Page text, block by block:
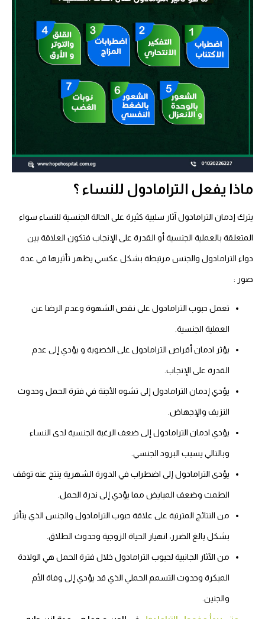
ماذا يفعل الترامادول للنساء ؟
يترك إدمان الترامادول آثار سلبية كثيرة على الحالة الجنسية للنساء سواء
المتعلقة بالعملية الجنسية أو القدرة على الإنجاب فتكون العلاقة بين
دواء الترامادول والجنس مرتبطة بشكل عكسي يظهر تأثيرها في عدة
صور :
تعمل حبوب الترامادول على نقص الشهوة وعدم الرضا عن
العملية الجنسية.
يؤثر ادمان أقراص الترامادول على الخصوبة و يؤدي إلى عدم
القدرة على الإنجاب.
يؤدي إدمان الترامادول إلى تشوه الأجنة في فترة الحمل وحدوث
النزيف والإجهاض.
يؤدي ادمان الترامادول إلى ضعف الرغبة الجنسية لدى النساء
وبالتالي يسبب البرود الجنسي.
يؤدى الترامادول إلى اضطراب في الدورة الشهرية ينتج عنه توقف
الطمث وضعف المبايض مما يؤدي إلى ندرة الحمل.
من النتائج المترتبة على علاقة حبوب الترامادول والجنس الذي يتأثر
بشكل بالغ الضرر، انهيار الحياة الزوجية وحدوث الطلاق.
من الآثار الجانبية لحبوب الترامادول خلال فترة الحمل هي الولادة
المبكرة وحدوث التسمم الحملي الذي قد يؤدي إلى وفاة الأم
والجنين.